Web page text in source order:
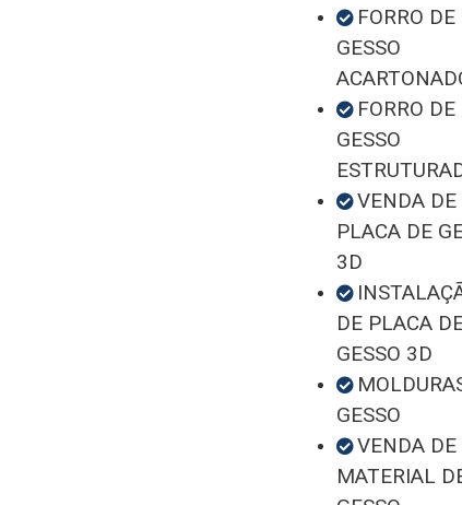
FORRO DE
GESSO
FORRO DE
GESSO
VENDA DE
PLACA DE
3D
DE PLACA
GESSO 3D
GESSO
VENDA DE
MATERIAL